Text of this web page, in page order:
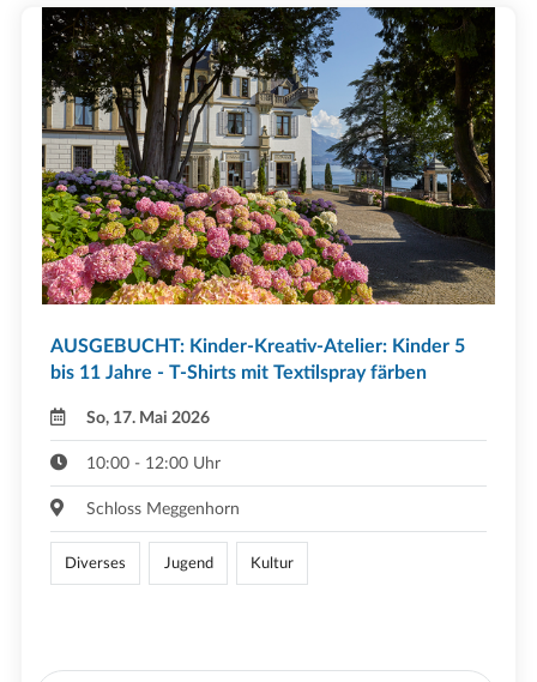
AUSGEBUCHT: Kinder-Kreativ-Atelier: Kinder 5
bis 11 Jahre - T-Shirts mit Textilspray färben
So, 17. Mai 2026
10:00 - 12:00 Uhr
Schloss Meggenhorn
Diverses Jugend Kultur